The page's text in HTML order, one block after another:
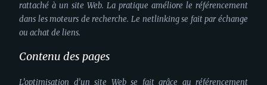
rattaché à un site Web. La pratique améliore le référencement
dans les moteurs de recherche. Le netlinking se fait par échange
ou achat de liens.
Contenu des pages
L’optimisation d’un site Web se fait grâce au référencement